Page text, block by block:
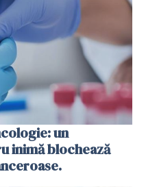
un
inimă blochează